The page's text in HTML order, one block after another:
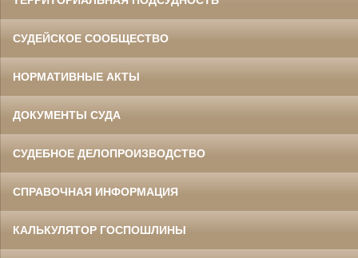
СУДЕЙСКОЕ СООБЩЕСТВО
НОРМАТИВНЫЕ АКТЫ
ДОКУМЕНТЫ СУДА
СУДЕБНОЕ ДЕЛОПРОИЗВОДСТВО
СПРАВОЧНАЯ ИНФОРМАЦИЯ
КАЛЬКУЛЯТОР ГОСПОШЛИНЫ